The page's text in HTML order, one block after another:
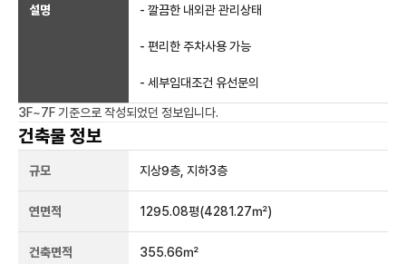
설명 - 깔끔한 내외관 관리상태
- 편리한 주차사용 가능
- 세부임대조건 유선문의
3F~7F 기준으로 작성되었던 정보입니다.
건축물 정보
규모 지상9층, 지하3층
연면적 1295.08평(4281.27㎡)
건축면적 355.66㎡